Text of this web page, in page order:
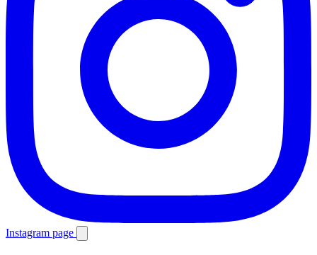
Instagram page